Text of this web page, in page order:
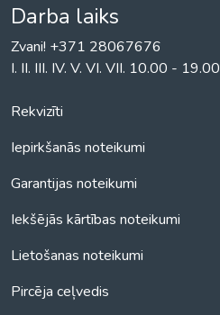
Darba laiks
Zvani! +371 28067676
I. II. III. IV. V. VI. VII. 10.00 - 19.00
Rekvizīti
Iepirkšanās noteikumi
Garantijas noteikumi
Iekšējās kārtības noteikumi
Lietošanas noteikumi
Pircēja ceļvedis